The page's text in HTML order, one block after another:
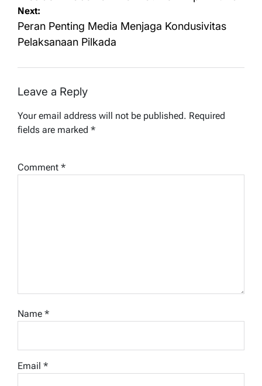
Next:
Peran Penting Media Menjaga Kondusivitas
Pelaksanaan Pilkada
Leave a Reply
Your email address will not be published. Required
fields are marked *
Comment *
Name *
Email *